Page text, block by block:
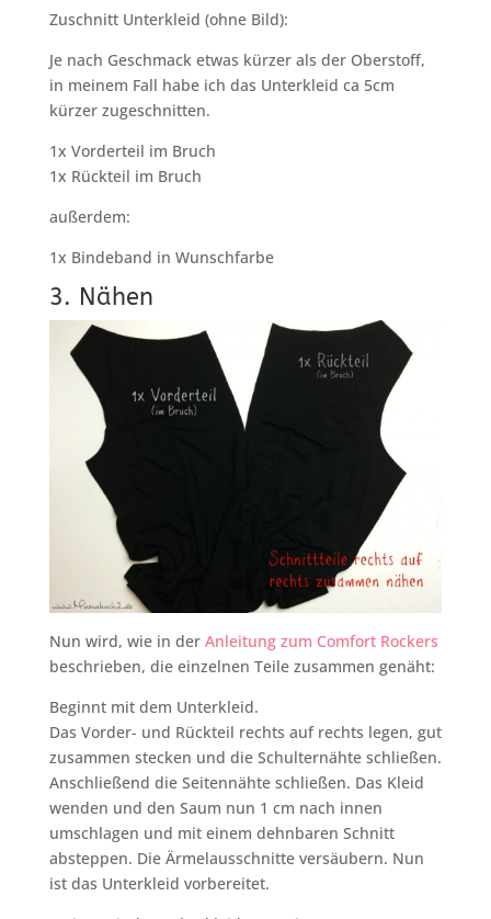
Zuschnitt Unterkleid (ohne Bild):
Je nach Geschmack etwas kürzer als der Oberstoff,
in meinem Fall habe ich das Unterkleid ca 5cm
kürzer zugeschnitten.
1x Vorderteil im Bruch
1x Rückteil im Bruch
außerdem:
1x Bindeband in Wunschfarbe
3. Nähen
Nun wird, wie in der Anleitung zum Comfort Rockers
beschrieben, die einzelnen Teile zusammen genäht:
Beginnt mit dem Unterkleid.
Das Vorder- und Rückteil rechts auf rechts legen, gut
zusammen stecken und die Schulternähte schließen.
Anschließend die Seitennähte schließen. Das Kleid
wenden und den Saum nun 1 cm nach innen
umschlagen und mit einem dehnbaren Schnitt
absteppen. Die Ärmelausschnitte versäubern. Nun
ist das Unterkleid vorbereitet.